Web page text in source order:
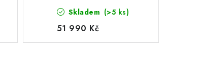
Skladem (>5 ks)
51 990 Kč